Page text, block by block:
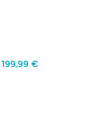
199,99 €